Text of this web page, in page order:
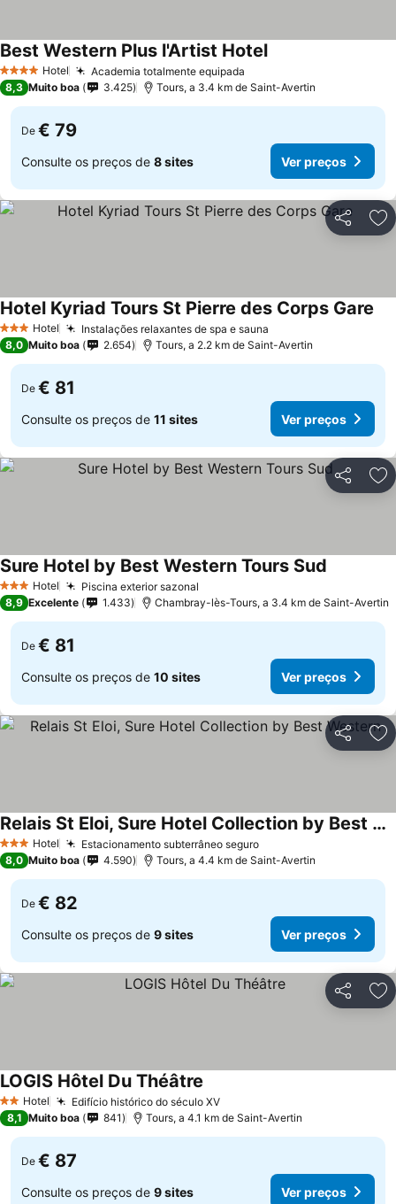
4 EstrelasHotel Academia totalmente equipada
Best Western Plus l'Artist HotelVer preços
8,3 Muito boa 3.425 Tours, a 3.4 km de Saint-Avertin
De € 79
Consulte os preços de 8 sites Ver preços
Partilhar
3 EstrelasHotel Instalações relaxantes de spa e sauna
Hotel Kyriad Tours St Pierre des Corps Gare
8,0 Muito boa 2.654 Tours, a 2.2 km de Saint-Avertin
De € 81
Consulte os preços de 11 sites Ver preços
Partilhar
3 EstrelasHotel Piscina exterior sazonal
Sure Hotel by Best Western Tours Sud
8,9 Excelente 1.433 Chambray-lès-Tours, a 3.4 km de Saint-Avertin
De € 81
Consulte os preços de 10 sites Ver preços
Partilhar
3 EstrelasHotel Estacionamento subterrâneo seguroVer preços
Relais St Eloi, Sure Hotel Collection by Best Western
Ver preços
8,0 Muito boa 4.590 Tours, a 4.4 km de Saint-Avertin
De € 82
Consulte os preços de 9 sites Ver preços
Partilhar
2 Estrelas
Hotel Edifício histórico do século XVVer preços
LOGIS Hôtel Du Théâtre
8,1 Muito boa 841 Tours, a 4.1 km de Saint-Avertin
De € 87
Consulte os preços de 9 sites Ver preços